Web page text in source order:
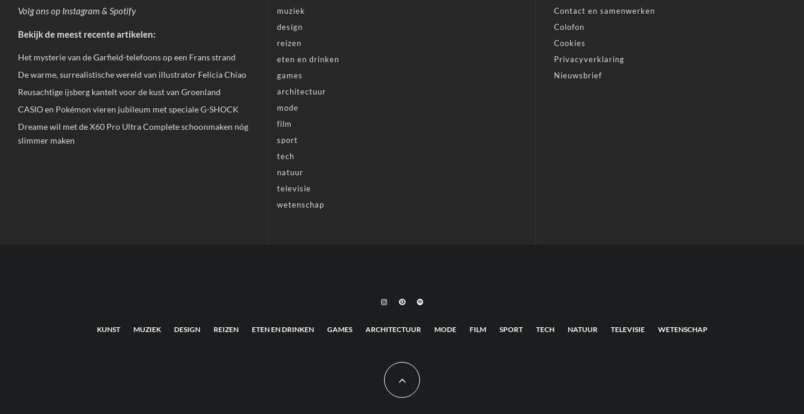
Volg ons op Instagram & Spotify
Bekijk de meest recente artikelen:
Het mysterie van de Garfield-telefoons op een Frans strand
De warme, surrealistische wereld van illustrator Felicia Chiao
Reusachtige ijsberg kantelt voor de kust van Groenland
CASIO en Pokémon vieren jubileum met speciale G-SHOCK
Dreame wil met de X60 Pro Ultra Complete schoonmaken nóg
slimmer maken
muziek
design
reizen
eten en drinken
games
architectuur
mode
film
sport
tech
natuur
televisie
wetenschap
Contact en samenwerken
Colofon
Cookies
Privacyverklaring
Nieuwsbrief
KUNST MUZIEK DESIGN REIZEN ETEN EN DRINKEN GAMES ARCHITECTUUR MODE FILM SPORT TECH NATUUR TELEVISIE WETENSCHAP